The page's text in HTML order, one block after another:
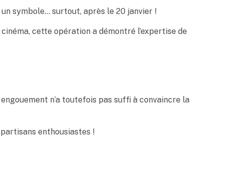
symbole… surtout, après le 20 janvier !
cette opération a démontré l’expertise de
n’a toutefois pas suffi à convaincre la
enthousiastes !